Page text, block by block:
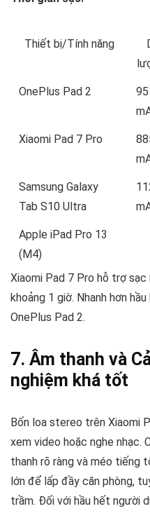
Thiết bị/Tính năng
OnePlus Pad 2
Xiaomi Pad 7 Pro
Samsung Galaxy
Tab S10 Ultra
Apple iPad Pro 13
(M4)
Xiaomi Pad 7 Pro hỗ trợ
khoảng 1 giờ. Nhanh hơn
OnePlus Pad 2.
7. Âm thanh và
nghiệm khá tốt
Bốn loa stereo trên Xiaomi
xem video hoặc nghe nhạc.
thanh rõ ràng và méo tiếng
lớn để lấp đầy căn phòng,
trầm. Đối với hầu hết người